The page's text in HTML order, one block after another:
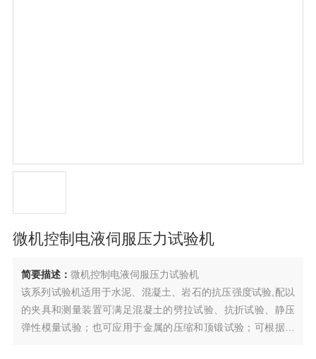
微机控制电液伺服压力试验机
简要描述： 微机控制电液伺服压力试验机
该系列试验机适用于水泥、混凝土、岩石的抗压强度试验,配以
的夹具和测量装置可满足混凝土的劈拉试验、抗折试验、静压
弹性模量试验；也可应用于金属的压缩和顶锻试验；可根据用